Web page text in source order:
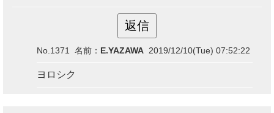
No.1371 名前： E.YAZAWA 2019/12/10(Tue) 07:52:22
ヨロシク